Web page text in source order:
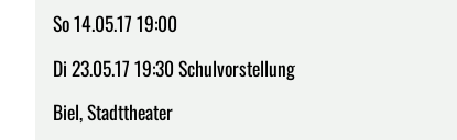
So 14.05.17 19:00
Di 23.05.17 19:30 Schulvorstellung
Biel, Stadttheater